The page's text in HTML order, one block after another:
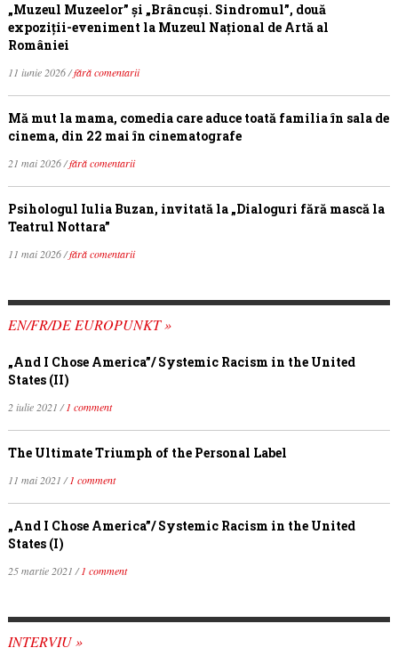
„Muzeul Muzeelor” și „Brâncuși. Sindromul”, două
expoziții-eveniment la Muzeul Național de Artă al
României
11 iunie 2026 /fără comentarii
Mă mut la mama, comedia care aduce toată familia în sala de
cinema, din 22 mai în cinematografe
21 mai 2026 /fără comentarii
Psihologul Iulia Buzan, invitată la „Dialoguri fără mască la
Teatrul Nottara”
11 mai 2026 /fără comentarii
EN/FR/DE EUROPUNKT »
„And I Chose America”/ Systemic Racism in the United
States (II)
2 iulie 2021 /1 comment
The Ultimate Triumph of the Personal Label
11 mai 2021 /1 comment
„And I Chose America”/ Systemic Racism in the United
States (I)
25 martie 2021 /1 comment
INTERVIU »